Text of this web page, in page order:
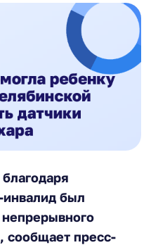
инвалид был
сообщает пресс-